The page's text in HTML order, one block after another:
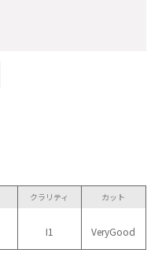
クラリティ
I1
カット
VeryGood